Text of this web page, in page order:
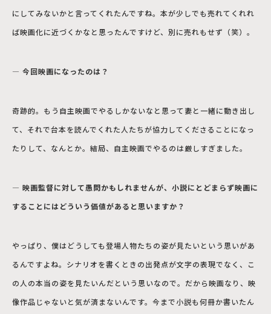
にしてみないかと言ってくれたんですね。本が少しでも売れてくれれ
ば映画化に近づくかなと思ったんですけど、別に売れもせず（笑）。
― 今回映画になったのは？
奇跡的。もう自主映画でやるしかないなと思って妻と一緒に動き出し
て、それで台本を読んでくれた人たちが協力してくださることになっ
たりして、なんとか。結局、自主映画でやるのは厳しすぎました。
― 映画監督に対して愚問かもしれませんが、小説にとどまらず映画に
することにはどういう価値があると思いますか？
やっぱり、僕はどうしても登場人物たちの姿が見たいという思いがあ
るんですよね。シナリオを書くときの出発点が文字の表現でなく、こ
の人の本当の姿を見たいんだという思いなので。だから映画なり、映
像作品じゃないと気が済まないんです。今まで小説も何冊か書いたん